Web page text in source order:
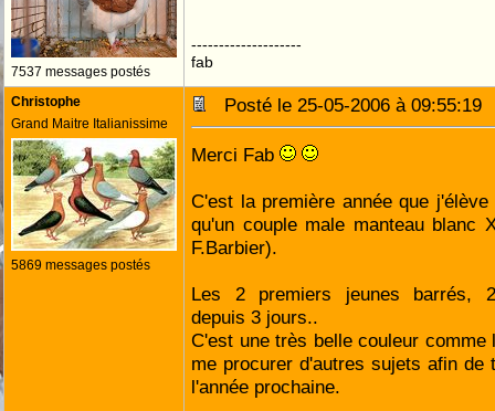
7537 messages postés
--------------------
fab
Christophe
Grand Maitre Italianissime
5869 messages postés
Posté le 25-05-2006 à
Merci Fab
C'est la première année que
qu'un couple male manteau blanc
F.Barbier).
Les 2 premiers jeunes barrés,
depuis 3 jours..
C'est une très belle couleur comme
me procurer d'autres sujets afin de
l'année prochaine.